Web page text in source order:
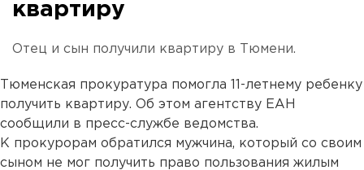
квартиру
Отец и сын получили квартиру в Тюмени.
Тюменская прокуратура помогла 11-летнему ребенку
получить квартиру. Об этом агентству ЕАН
сообщили в пресс-службе ведомства.
К прокурорам обратился мужчина, который со своим
сыном не мог получить право пользования жилым